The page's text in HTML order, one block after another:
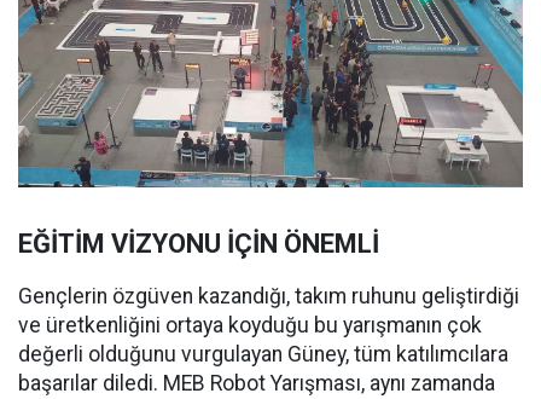
EĞİTİM VİZYONU İÇİN ÖNEMLİ
Gençlerin özgüven kazandığı, takım ruhunu geliştirdiği
ve üretkenliğini ortaya koyduğu bu yarışmanın çok
değerli olduğunu vurgulayan Güney, tüm katılımcılara
başarılar diledi. MEB Robot Yarışması, aynı zamanda